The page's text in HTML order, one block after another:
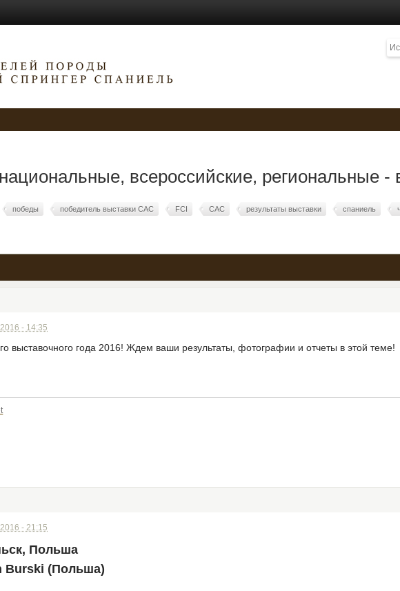
всероссийские, региональные -
победы победитель выставки CAC FCI CAC результаты выставки спаниель
- 14:35
выставочного года 2016! Ждем ваши результаты, фотографии и отчеты в этой теме!
- 21:15
Польша
Burski (Польша)